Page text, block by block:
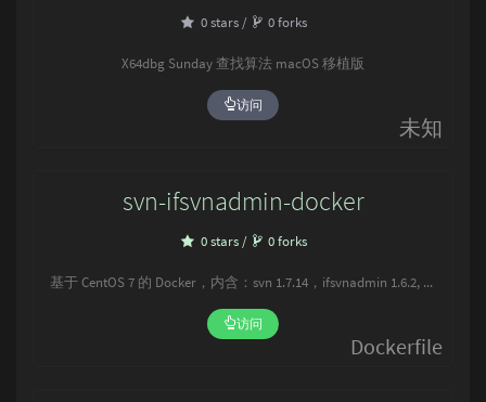
未知
0 stars / 0 forks
X64dbg Sunday 查找算法 macOS 移植版
访问
Dockerfile
svn-ifsvnadmin-docker
0 stars / 0 forks
基于 CentOS 7 的 Docker，内含：svn 1.7.14，ifsvnadmin 1.6.2, Apache 2.4.6。
访问